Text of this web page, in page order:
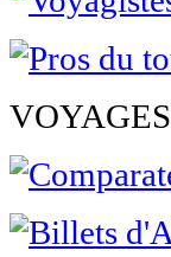
VOYAGES